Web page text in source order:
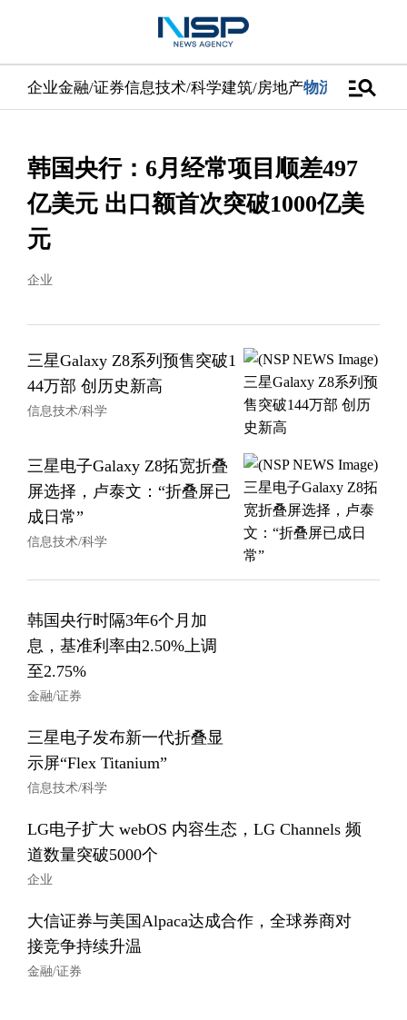
企业金融/证券信息技术/科学建筑/房地产物流/配送汽车
manage_search
韩国央行：6月经常项目顺差497
亿美元 出口额首次突破1000亿美
元
企业
三星Galaxy Z8系列预售突破1
44万部 创历史新高
信息技术/科学
三星电子Galaxy Z8拓宽折叠
屏选择，卢泰文：“折叠屏已
成日常”
信息技术/科学
韩国央行时隔3年6个月加
息，基准利率由2.50%上调
至2.75%
金融/证券
三星电子发布新一代折叠显
示屏“Flex Titanium”
信息技术/科学
LG电子扩大 webOS 内容生态，LG Channels 频
道数量突破5000个
企业
大信证券与美国Alpaca达成合作，全球券商对
接竞争持续升温
金融/证券